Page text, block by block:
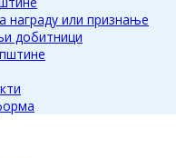
награду или признање
добитници